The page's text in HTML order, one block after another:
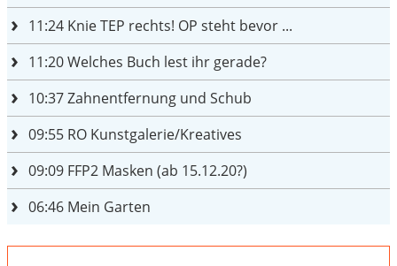
11:24 Knie TEP rechts! OP steht bevor ...
11:20Welches Buch lest ihr gerade?
10:37Zahnentfernung und Schub
09:55 RO Kunstgalerie/Kreatives
09:09 FFP2 Masken (ab 15.12.20?)
06:46 Mein Garten